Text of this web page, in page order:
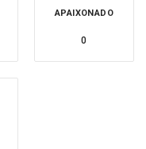
APAIXONADO
0